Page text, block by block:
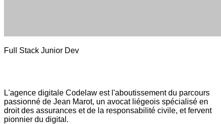
Full Stack Junior Dev
L'agence digitale Codelaw est l'aboutissement du parcours
passionné de Jean Marot, un avocat liégeois spécialisé en
droit des assurances et de la responsabilité civile, et fervent
pionnier du digital.